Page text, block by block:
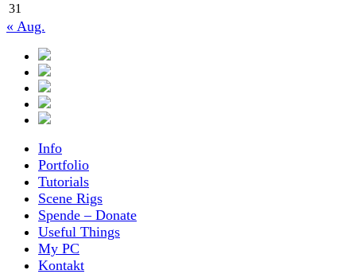
31
« Aug.
Info
Portfolio
Tutorials
Scene Rigs
Spende – Donate
Useful Things
My PC
Kontakt